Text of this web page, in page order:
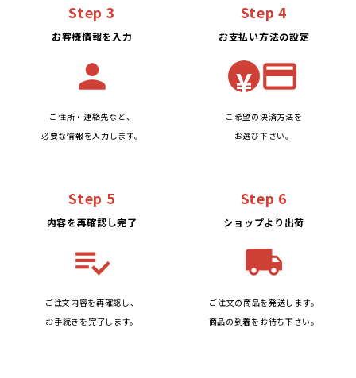
Step 3
お客様情報を入力
person
ご住所・連絡先など、
必要な情報を入力します。
Step 4
お支払い方法の設定
¥ credit_card
ご希望の決済方法を
お選び下さい。
Step 5
内容を再確認し完了
playlist_add_check
ご注文内容を再確認し、
お手続きを完了します。
Step 6
ショップより出荷
local_shipping
ご注文の商品を発送します。
商品の到着をお待ち下さい。